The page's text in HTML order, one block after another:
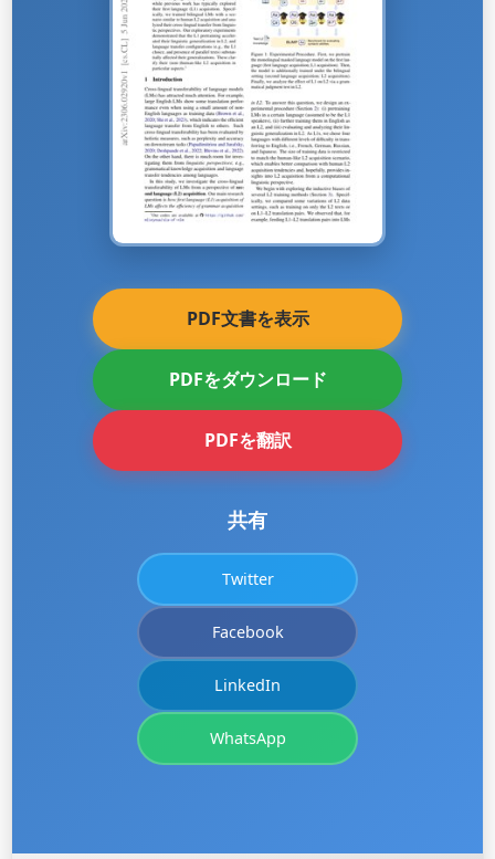
PDF文書を表示
PDFをダウンロード
PDFを翻訳
共有
Twitter
Facebook
LinkedIn
WhatsApp